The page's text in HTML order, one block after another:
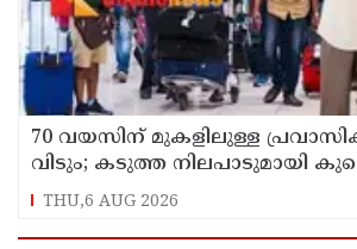
70 വയസിന് മുകളിലുള്ള
വിടും; കടുത്ത നിലപാടുമായി
THU,6 AUG 2026